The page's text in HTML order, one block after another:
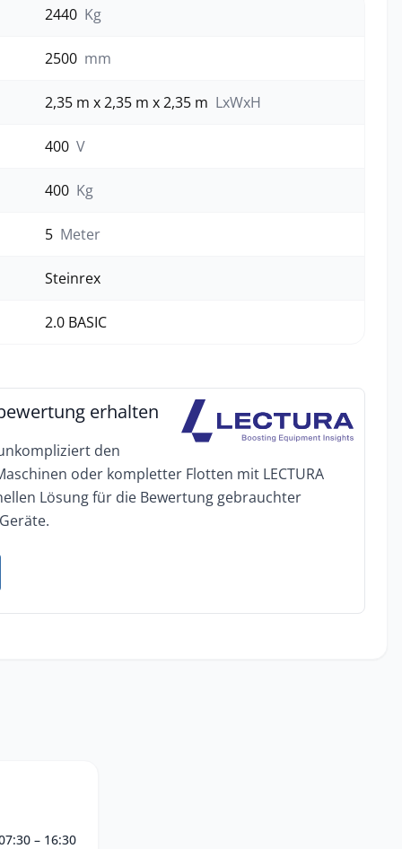
2440 Kg
2500 mm
2,35 m x 2,35 m x 2,35 m LxWxH
400 V
400 Kg
5 Meter
Steinrex
2.0 BASIC
erhalten
den
oder kompletter Flotten mit LECTURA
Lösung für die Bewertung gebrauchter
– 16:30